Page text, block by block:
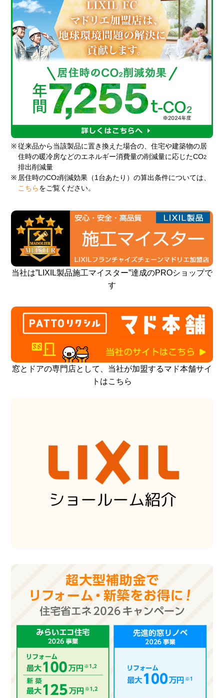
※ 従来品から当該製品に置き換えた場合の、住宅や建築物の居
住時の暖冷房などのエネルギー消費量の削減量に応じたCO2
排出削減量
※ 居住時のCO2削減効果（1台あたり）の算出条件については、
こちら をご覧ください。
当社は”LIXIL製品施工マイスター”達成のPROショップで
す
窓とドアの専門店として、当社が加盟するマド本舗サイ
トはこちら